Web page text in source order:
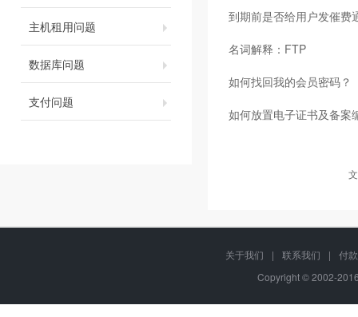
主机租用问题
数据库问题
支付问题
到期前是否给用户发催费
名词解释：FTP
如何找回我的会员密码？
如何放置电子证书及备案
关于我们 | 联系我们 |
付
Copyright © 2002-